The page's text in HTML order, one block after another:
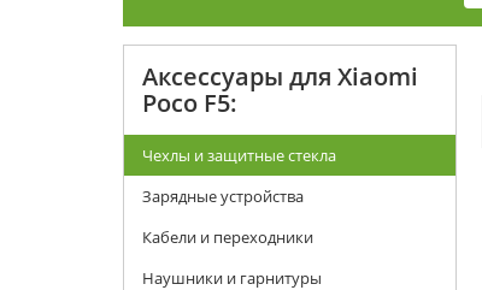
Аксессуары для Xiaomi
Poco F5:
Чехлы и защитные стекла
Зарядные устройства
Кабели и переходники
Наушники и гарнитуры